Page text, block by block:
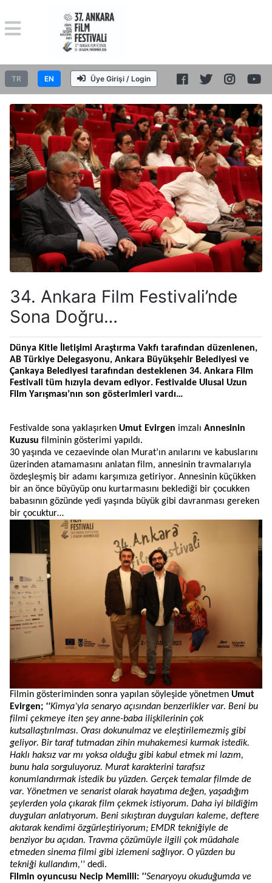
TR EN Üye Girişi / Login
34. Ankara Film Festivali’nde
Sona Doğru…
Dünya Kitle İletişimi Araştırma Vakfı tarafından düzenlenen,
AB Türkiye Delegasyonu, Ankara Büyükşehir Belediyesi ve
Çankaya Belediyesi tarafından desteklenen 34. Ankara Film
Festivali tüm hızıyla devam ediyor. Festivalde Ulusal Uzun
Film Yarışması’nın son gösterimleri vardı…
Festivalde sona yaklaşırken Umut Evirgen imzalı Annesinin
Kuzusu filminin gösterimi yapıldı.
30 yaşında ve cezaevinde olan Murat’ın anılarını ve kabuslarını
üzerinden atamamasını anlatan film, annesinin travmalarıyla
özdeşleşmiş bir adamı karşımıza getiriyor. Annesinin küçükken
bir an önce büyüyüp onu kurtarmasını beklediği bir çocukken
babasının gözünde yedi yaşında büyük gibi davranması gereken
bir çocuktur…
Filmin gösteriminden sonra yapılan söyleşide yönetmen Umut
Evirgen; ''Kimya’yla senaryo açısından benzerlikler var. Beni bu
filmi çekmeye iten şey anne-baba ilişkilerinin çok
kutsallaştırılması. Orası dokunulmaz ve eleştirilemezmiş gibi
geliyor. Bir taraf tutmadan zihin muhakemesi kurmak istedik.
Haklı haksız var mı yoksa olduğu gibi kabul etmek mi lazım,
bunu hala sorguluyoruz. Murat karakterini tarafsız
konumlandırmak istedik bu yüzden. Gerçek temalar filmde de
var. Yönetmen ve senarist olarak hayatıma değen, yaşadığım
şeylerden yola çıkarak film çekmek istiyorum. Daha iyi bildiğim
duyguları anlatıyorum. Beni sıkıştıran duyguları kaleme, deftere
akıtarak kendimi özgürleştiriyorum; EMDR tekniğiyle de
benziyor bu açıdan. Travma çözümüyle ilgili çok müdahale
etmeden sinema filmi gibi izlemeni sağlıyor. O yüzden bu
tekniği kullandım,'' dedi.
Filmin oyuncusu Necip Memilli: ''Senaryoyu okuduğumda ve